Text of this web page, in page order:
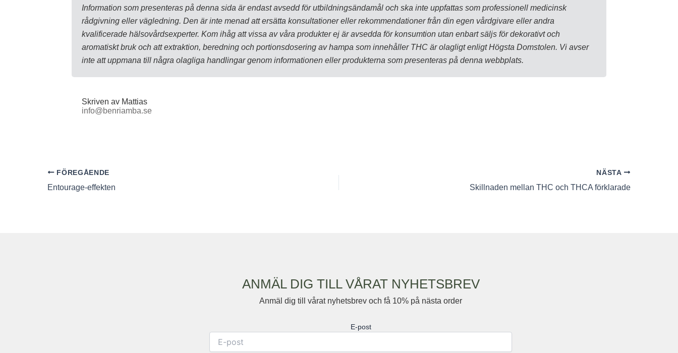
Information som presenteras på denna sida är endast avsedd för utbildningsändamål och ska inte uppfattas som professionell medicinsk
rådgivning eller vägledning. Den är inte menad att ersätta konsultationer eller rekommendationer från din egen vårdgivare eller andra
kvalificerade hälsovårdsexperter. Kom ihåg att vissa av våra produkter ej är avsedda för konsumtion utan enbart säljs för dekorativt och
aromatiskt bruk och att extraktion, beredning och portionsdosering av hampa som innehåller THC är olagligt enligt Högsta Domstolen. Vi avser
inte att uppmana till några olagliga handlingar genom informationen eller produkterna som presenteras på denna webbplats.
Skriven av Mattias
info@benriamba.se
FÖREGÅENDE
Entourage-effekten
NÄSTA
Skillnaden mellan THC och THCA förklarade
ANMÄL DIG TILL VÅRAT NYHETSBREV
Anmäl dig till vårat nyhetsbrev och få 10% på nästa order
E-post